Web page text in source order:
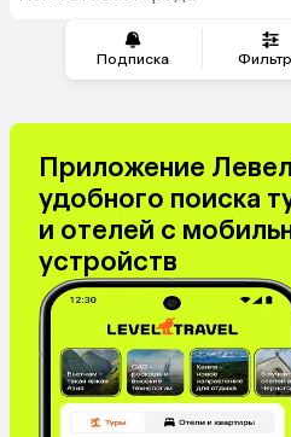
Подписка
из Волгограда
Приложение
удобного поиска
и отелей с
устройств